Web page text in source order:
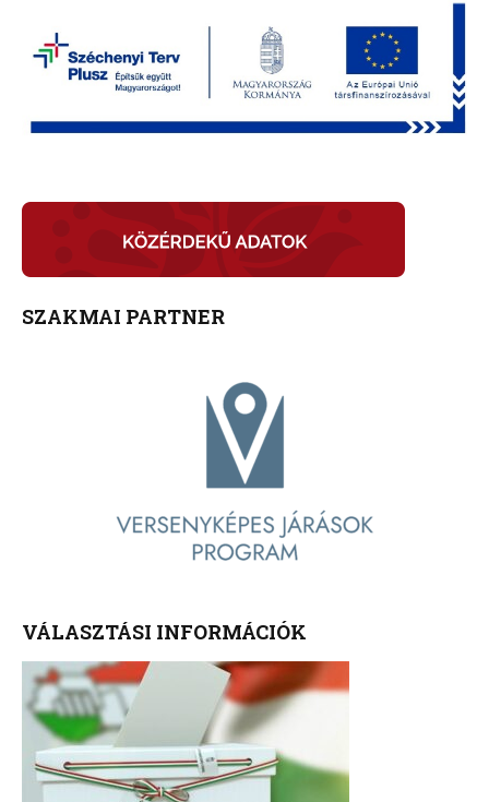
SZAKMAI PARTNER
VÁLASZTÁSI INFORMÁCIÓK